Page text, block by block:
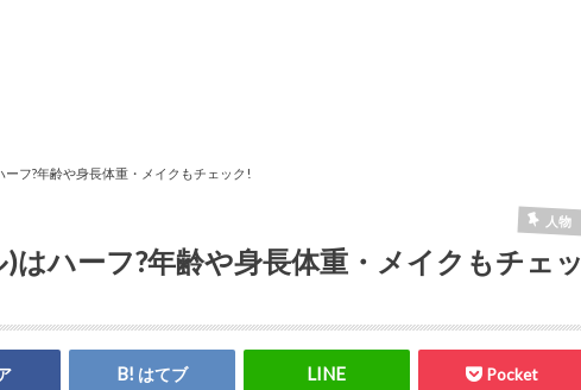
フ?年齢や身長体重・メイクもチェック!
人物
はハーフ?年齢や身長体重・メイクもチェッ
はてブ Pocket